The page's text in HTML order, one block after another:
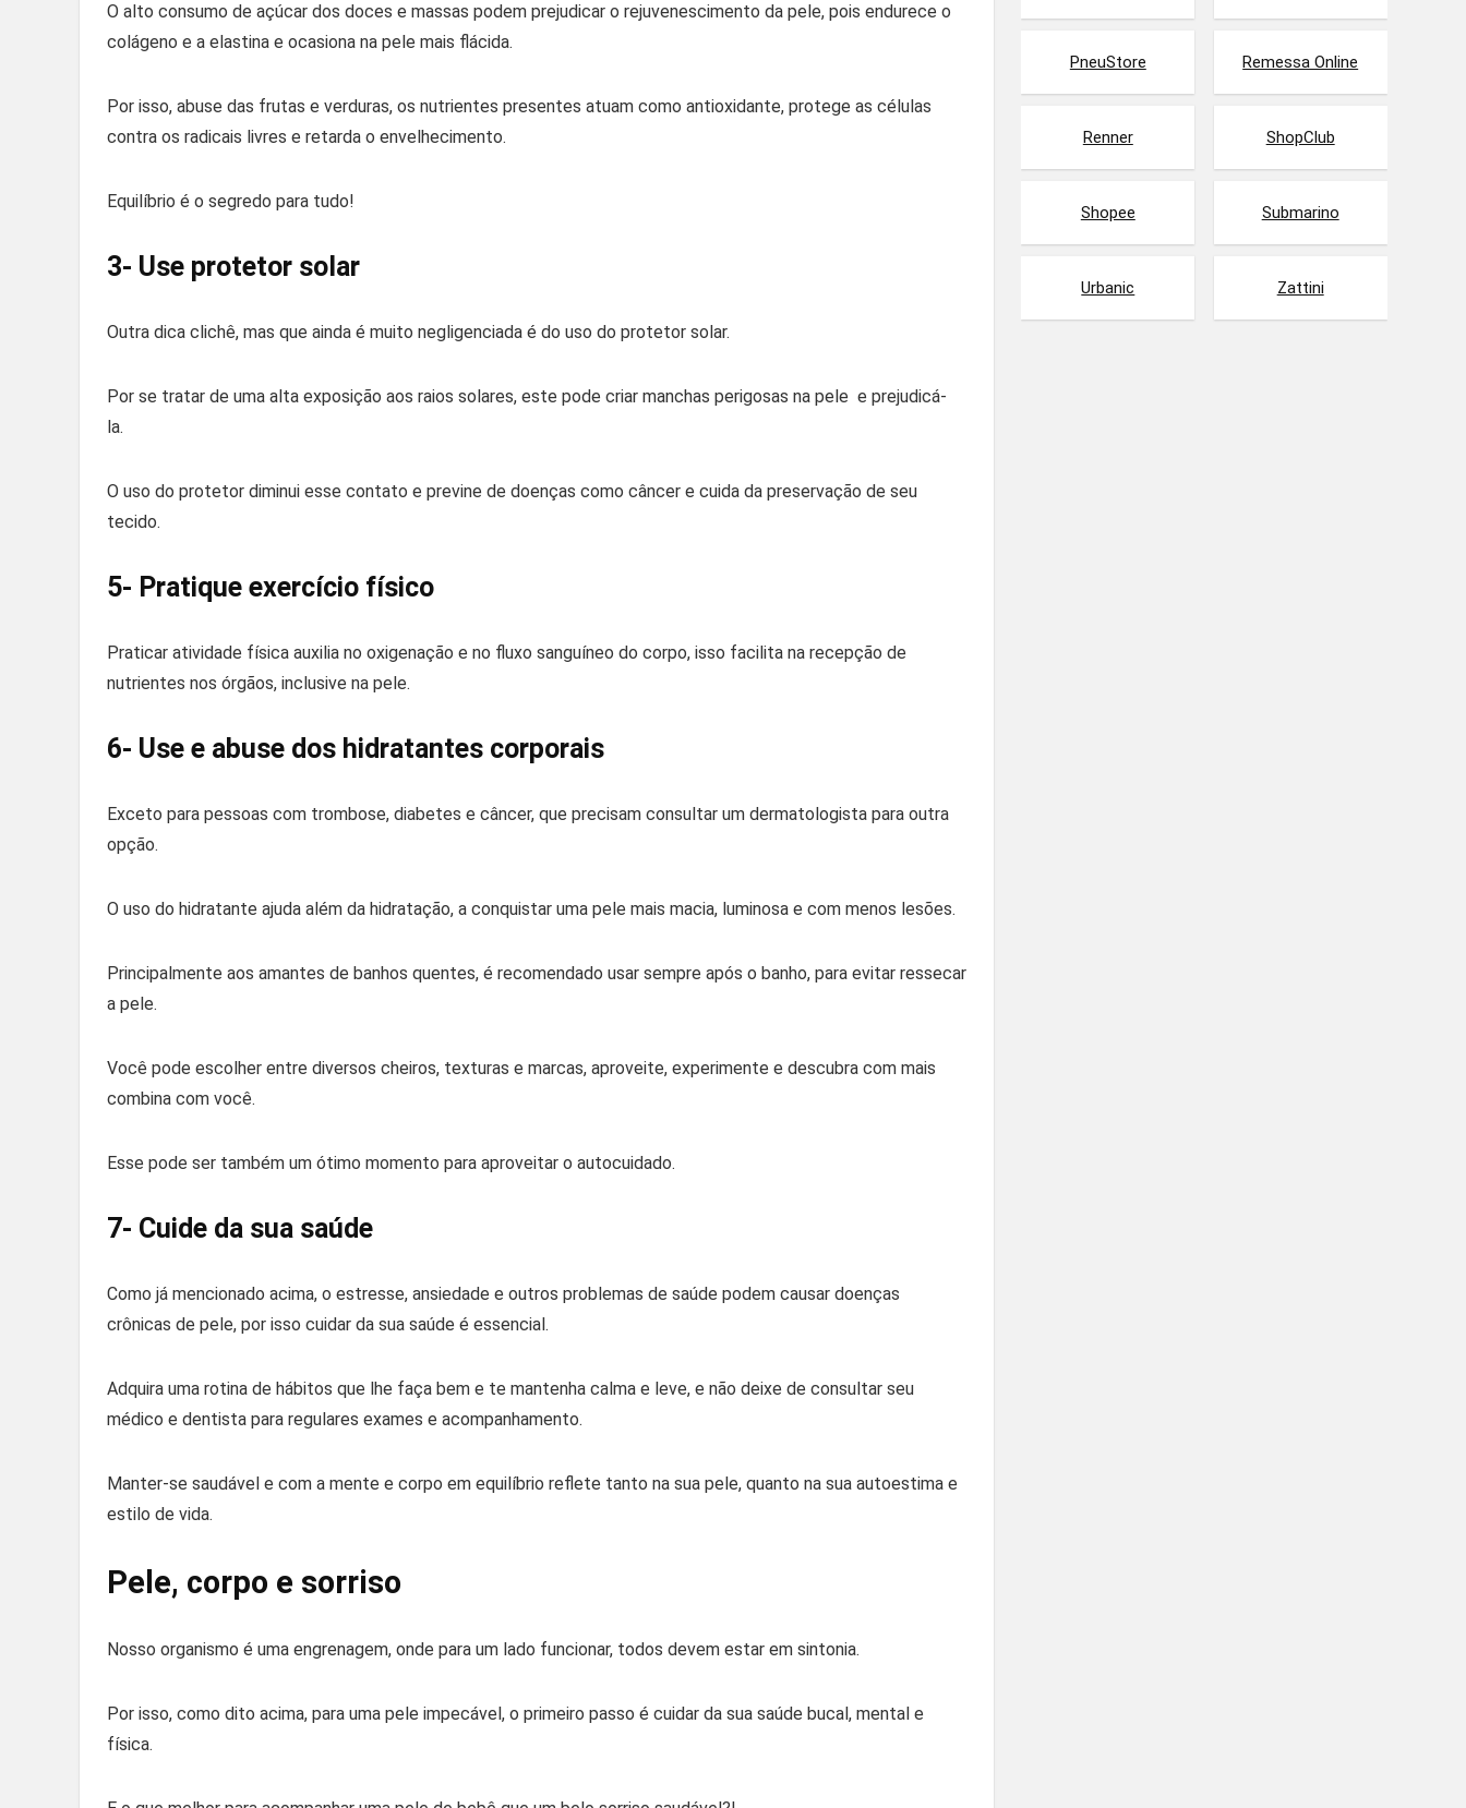
O alto consumo de açúcar dos doces e massas podem prejudicar o rejuvenescimento da pele, pois endurece o
colágeno e a elastina e ocasiona na pele mais flácida.
Por isso, abuse das frutas e verduras, os nutrientes presentes atuam como antioxidante, protege as células
contra os radicais livres e retarda o envelhecimento.
Equilíbrio é o segredo para tudo!
3- Use protetor solar
Outra dica clichê, mas que ainda é muito negligenciada é do uso do protetor solar.
Por se tratar de uma alta exposição aos raios solares, este pode criar manchas perigosas na pele e prejudicá-
la.
O uso do protetor diminui esse contato e previne de doenças como câncer e cuida da preservação de seu
tecido.
5- Pratique exercício físico
Praticar atividade física auxilia no oxigenação e no fluxo sanguíneo do corpo, isso facilita na recepção de
nutrientes nos órgãos, inclusive na pele.
6- Use e abuse dos hidratantes corporais
Exceto para pessoas com trombose, diabetes e câncer, que precisam consultar um dermatologista para outra
opção.
O uso do hidratante ajuda além da hidratação, a conquistar uma pele mais macia, luminosa e com menos lesões.
Principalmente aos amantes de banhos quentes, é recomendado usar sempre após o banho, para evitar ressecar
a pele.
Você pode escolher entre diversos cheiros, texturas e marcas, aproveite, experimente e descubra com mais
combina com você.
Esse pode ser também um ótimo momento para aproveitar o autocuidado.
7- Cuide da sua saúde
Como já mencionado acima, o estresse, ansiedade e outros problemas de saúde podem causar doenças
crônicas de pele, por isso cuidar da sua saúde é essencial.
Adquira uma rotina de hábitos que lhe faça bem e te mantenha calma e leve, e não deixe de consultar seu
médico e dentista para regulares exames e acompanhamento.
Manter-se saudável e com a mente e corpo em equilíbrio reflete tanto na sua pele, quanto na sua autoestima e
estilo de vida.
Pele, corpo e sorriso
Nosso organismo é uma engrenagem, onde para um lado funcionar, todos devem estar em sintonia.
Por isso, como dito acima, para uma pele impecável, o primeiro passo é cuidar da sua saúde bucal, mental e
física.
PneuStore Remessa Online
Renner ShopClub
Shopee Submarino
Urbanic Zattini